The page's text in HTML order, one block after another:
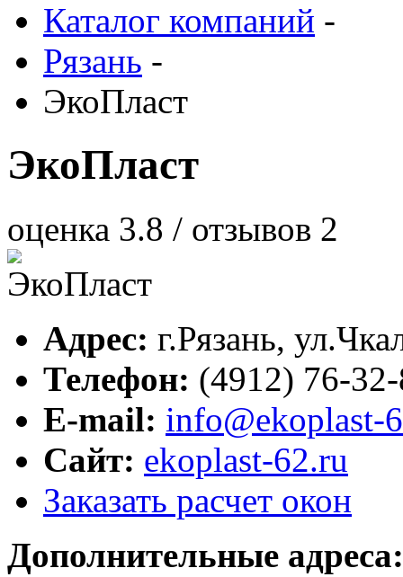
Каталог компаний -
Рязань -
ЭкоПласт
ЭкоПласт
оценка 3.8 / отзывов 2
Адрес: г.Рязань,
Телефон: (4912) 76-
E-mail: info@ekoplast-
Сайт: ekoplast-62.ru
Заказать расчет окон
Дополнительные адреса: